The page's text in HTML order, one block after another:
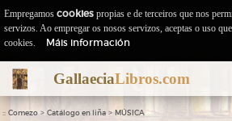
GallaeciaLibros.com
:: Comezo > Catálogo en liña > MÚSICA
Empregamos cookies propias e de terceiros que nos
servizos. Ao empregar os nosos servizos, aceptas o uso
cookies.
Máis información